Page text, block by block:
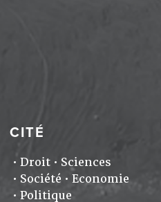
CITÉ
Droit
Sciences
Société
Economie
Politique